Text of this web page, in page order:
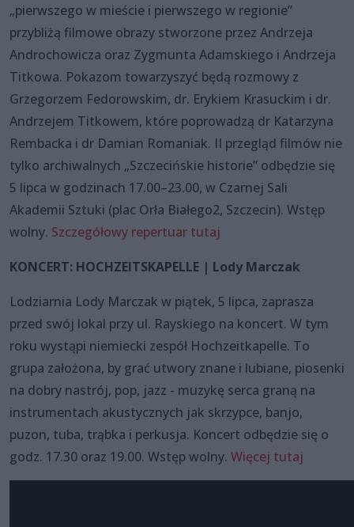
„pierwszego w mieście i pierwszego w regionie”
przybliżą filmowe obrazy stworzone przez Andrzeja
Androchowicza oraz Zygmunta Adamskiego i Andrzeja
Titkowa. Pokazom towarzyszyć będą rozmowy z
Grzegorzem Fedorowskim, dr. Erykiem Krasuckim i dr.
Andrzejem Titkowem, które poprowadzą dr Katarzyna
Rembacka i dr Damian Romaniak. II przegląd filmów nie
tylko archiwalnych „Szczecińskie historie” odbędzie się
5 lipca w godzinach 17.00–23.00, w Czarnej Sali
Akademii Sztuki (plac Orła Białego2, Szczecin). Wstęp
wolny. Szczegółowy repertuar tutaj
KONCERT: HOCHZEITSKAPELLE | Lody Marczak
Lodziarnia Lody Marczak w piątek, 5 lipca, zaprasza
przed swój lokal przy ul. Rayskiego na koncert. W tym
roku wystąpi niemiecki zespół Hochzeitkapelle. To
grupa założona, by grać utwory znane i lubiane, piosenki
na dobry nastrój, pop, jazz - muzykę serca graną na
instrumentach akustycznych jak skrzypce, banjo,
puzon, tuba, trąbka i perkusja. Koncert odbędzie się o
godz. 17.30 oraz 19.00. Wstęp wolny. Więcej tutaj